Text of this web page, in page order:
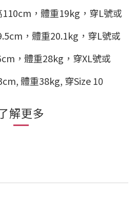
110cm ，體重19kg ，穿L號或
，體重20.1kg ，穿L號或
，體重28kg ，穿XL號或
體重38kg, 穿Size 10
解更多